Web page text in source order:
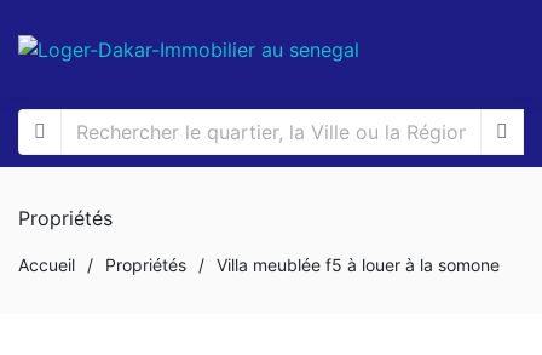
Propriétés
Accueil / Propriétés / Villa meublée f5 à louer à la somone